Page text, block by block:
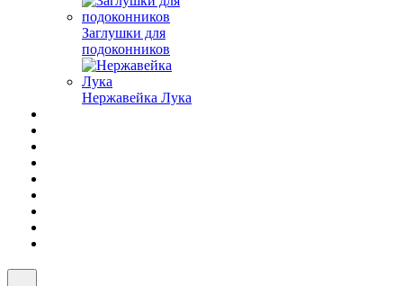
Заглушки для
подоконников
Нержавейка Лука